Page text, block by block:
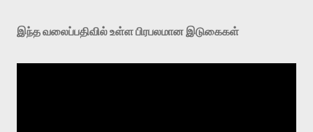
இந்த வலைப்பதிவில் உள்ள பிரபலமான இடுகைகள்